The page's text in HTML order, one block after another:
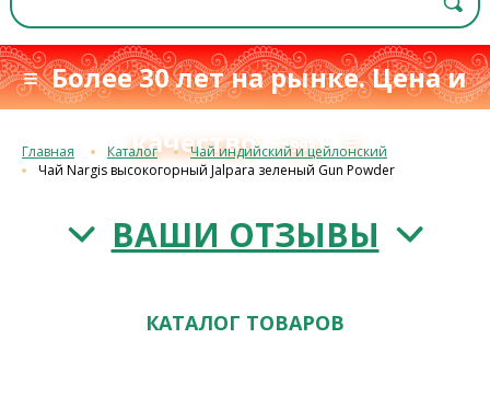
≡ Более 30 лет на рынке. Цена и
качествос 1993 г.≡
Главная Каталог
Чай индийский и цейлонский
Чай Nargis высокогорный Jalpara зеленый Gun Powder
ВАШИ ОТЗЫВЫ
КАТАЛОГ ТОВАРОВ